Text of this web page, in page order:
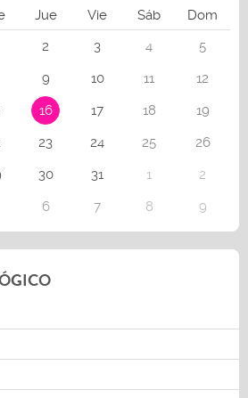
Jue Vie Sáb
Dom
2 3 4
5
9 10 11
12
16 17 18
19
23 24 25
26
30 31 1
2
6 7 8 9